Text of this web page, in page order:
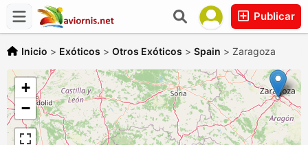
Publicar
Inicio > Exóticos > Otros Exóticos > Spain > Zaragoza
+
−